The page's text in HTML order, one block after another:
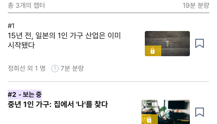
총 3개의 챕터 19분 분량
#1
15년 전, 일본의 1인 가구 산업은 이미
시작됐다
정희선 외 1 명 7분 분량
#2 - 보는 중
중년 1인 가구: 집에서 '나'를 찾다